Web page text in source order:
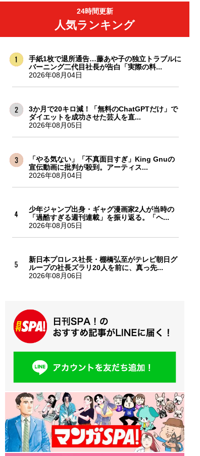
24時間更新
人気ランキング
手紙1枚で退所通告…藤あや子の独立トラブルに
バーニング二代目社長が告白「実際の料...
2026年08月04日
3か月で20キロ減！「無料のChatGPTだけ」で
ダイエットを成功させた芸人を直...
2026年08月05日
「やる気ない」「不真面目すぎ」King Gnuの
宣伝動画に批判が殺到。アーティス...
2026年08月04日
少年ジャンプ出身・ギャグ漫画家2人が当時の
「過酷すぎる週刊連載」を振り返る。「ヘ...
2026年08月05日
新日本プロレス社長・棚橋弘至がテレビ朝日グ
ループの社長ズラリ20人を前に、真っ先...
2026年08月06日